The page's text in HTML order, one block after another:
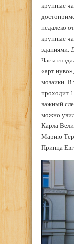
крупные
недалеко
крупные
зданиями.
Часы
«арт
мозаики. В
проходит
важный
можно
Карла
Марию
Принца